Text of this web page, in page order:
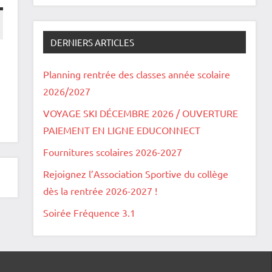
DERNIERS ARTICLES
Planning rentrée des classes année scolaire
2026/2027
VOYAGE SKI DÉCEMBRE 2026 / OUVERTURE
PAIEMENT EN LIGNE EDUCONNECT
Fournitures scolaires 2026-2027
Rejoignez l’Association Sportive du collège
dès la rentrée 2026-2027 !
Soirée Fréquence 3.1